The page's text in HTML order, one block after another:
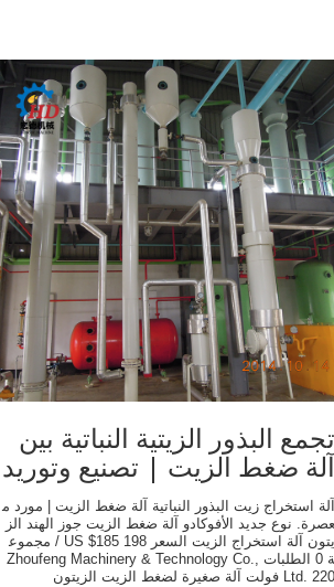
تجمع البذور الزيتية النباتية بين
آلة ضغط الزيت | تصنيع وتوريد
آلة استخراج زيت البذور النباتية آلة ضغط الزيت | مورد م
عصرة. نوع جديد الأفوكادو آلة ضغط الزيت جوز الهند الز
يتون آلة استخراج الزيت السعر US $185 198 / مجموع
ة 0 الطلبات Zhoufeng Machinery & Technology Co.,
Ltd. 220 فولت آلة صغيرة لضغط الزيت الزيتون